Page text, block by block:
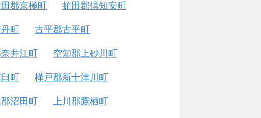
郡京極町 虻田郡倶知安町
町 古平郡古平町
井江町 空知郡上砂川町
町 樺戸郡新十津川町
沼田町 上川郡鷹栖町